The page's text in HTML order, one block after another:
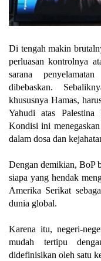
Di tengah makin
perluasan kontrolnya
sarana
dibebaskan.
khususnya Hamas,
Yahudi atas Palestina
Kondisi ini
dalam dosa dan
Dengan demikian, BoP
siapa yang hendak
Amerika Serikat
dunia global.
Karena itu, negeri-
mudah tertipu
didefinisikan oleh satu